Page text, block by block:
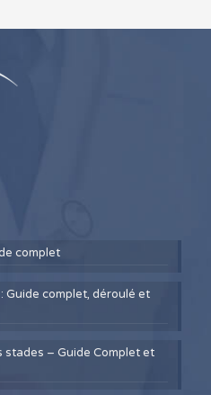
complet
Guide complet, déroulé et
– Guide Complet et